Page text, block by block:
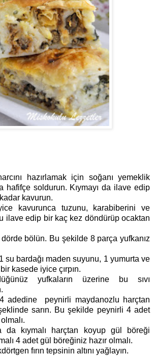
hazırlamak için soğanı yemeklik
hafifçe soldurun. Kıymayı da ilave edip
kavurun.
kavurunca tuzunu, karabiberini ve
ilave edip bir kaç kez döndürüp ocaktan
bölün. Bu şekilde 8 parça yufkanız
su bardağı maden suyunu, 1 yumurta ve
kasede iyice çırpın.
yufkaların üzerine bu sıvı
adedine peynirli maydanozlu harçtan
sarın. Bu şekilde peynirli 4 adet
kıymalı harçtan koyup gül böreği
4 adet gül böreğiniz hazır olmalı.
fırın tepsinin altını yağlayın.